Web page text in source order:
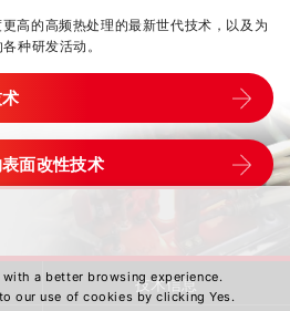
高的高频热处理的最新世代技术，以及为
种研发活动。
面改性技术
a better browsing experience.
our use of cookies by clicking Yes.
技术信息